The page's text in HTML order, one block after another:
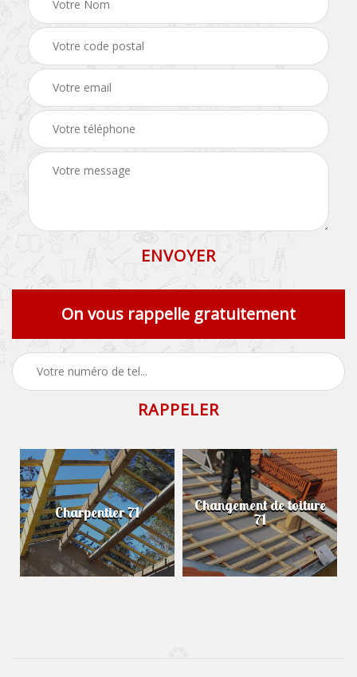
On vous rappelle gratuitement
Charpentier 71 Changement de toiture
71